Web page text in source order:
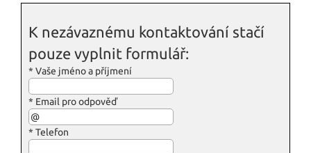
K nezávaznému kontaktování stačí
pouze vyplnit formulář:
* Vaše jméno a příjmení
* Email pro odpověď
* Telefon